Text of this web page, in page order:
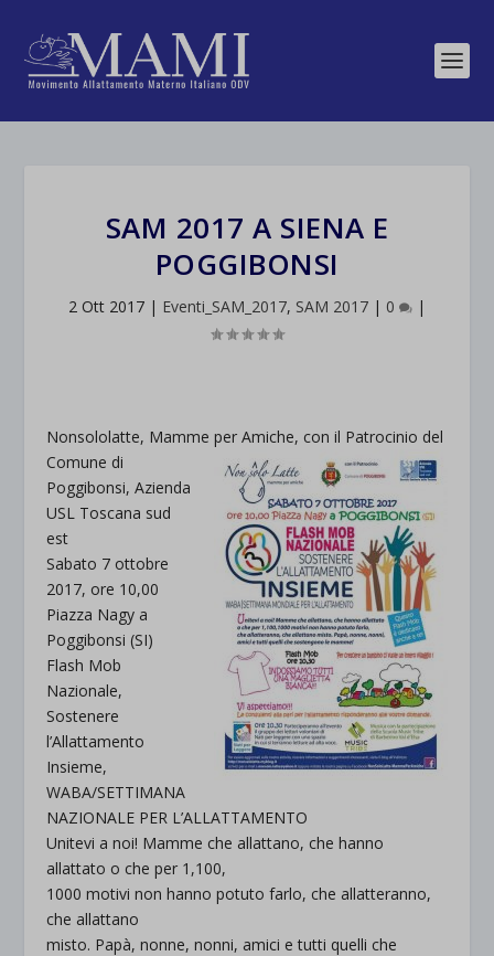
SAM 2017 A SIENA E
POGGIBONSI
2 Ott 2017 | Eventi_SAM_2017, SAM 2017 | 0 |
Nonsololatte, Mamme per Amiche, con il Patrocinio del
Comune di
Poggibonsi, Azienda
USL Toscana sud
est
Sabato 7 ottobre
2017, ore 10,00
Piazza Nagy a
Poggibonsi (SI)
Flash Mob
Nazionale,
Sostenere
l’Allattamento
Insieme,
WABA/SETTIMANA
NAZIONALE PER L’ALLATTAMENTO
Unitevi a noi! Mamme che allattano, che hanno
allattato o che per 1,100,
1000 motivi non hanno potuto farlo, che allatteranno,
che allattano
misto. Papà, nonne, nonni, amici e tutti quelli che